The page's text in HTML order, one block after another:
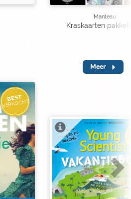
Manteau
Kraskaarten pakket
Meer
BEST
VERKOCHT